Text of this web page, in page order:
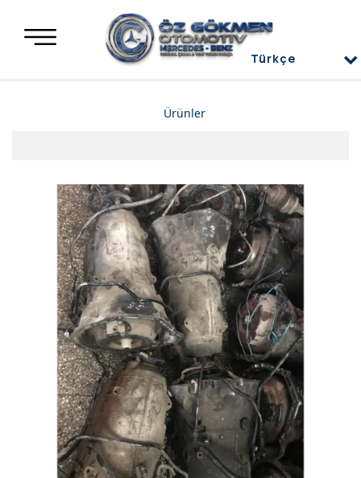
Ürünler
Mercedes Motor Aksamları ve Komple Motorlar
Mercedes Difransiyel
Mercedes Üst Kapaklar
Mercedes Direksiyon Power
Mercedes Radyatör ve İnterkol
Mercedes Ön ve Arka Tampon
Mercedes Kaporta Aksamları
Mercedes Elektrik Aksamları
Mercedes Beyin
Mercedes Farlar ve Stop Lambası
Türkçe
English